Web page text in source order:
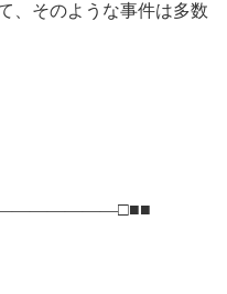
、そのような事件は多数